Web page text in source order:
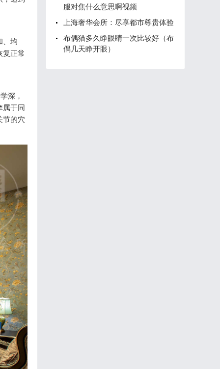
、均
复正常
深，
属于同
节的穴
服对焦什么意思啊视频
上海奢华会所：尽享都市尊贵体验
布偶猫多久睁眼睛一次比较好（布
偶几天睁开眼）